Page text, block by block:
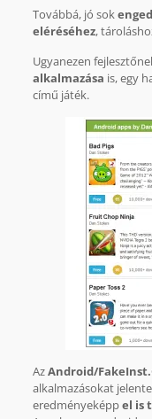
Továbbá, jó sok
eléréséhez,
Ugyanezen
alkalmazása is, egy
című játék.
AzAndroid/
alkalmazásokat
eredményeképpel is